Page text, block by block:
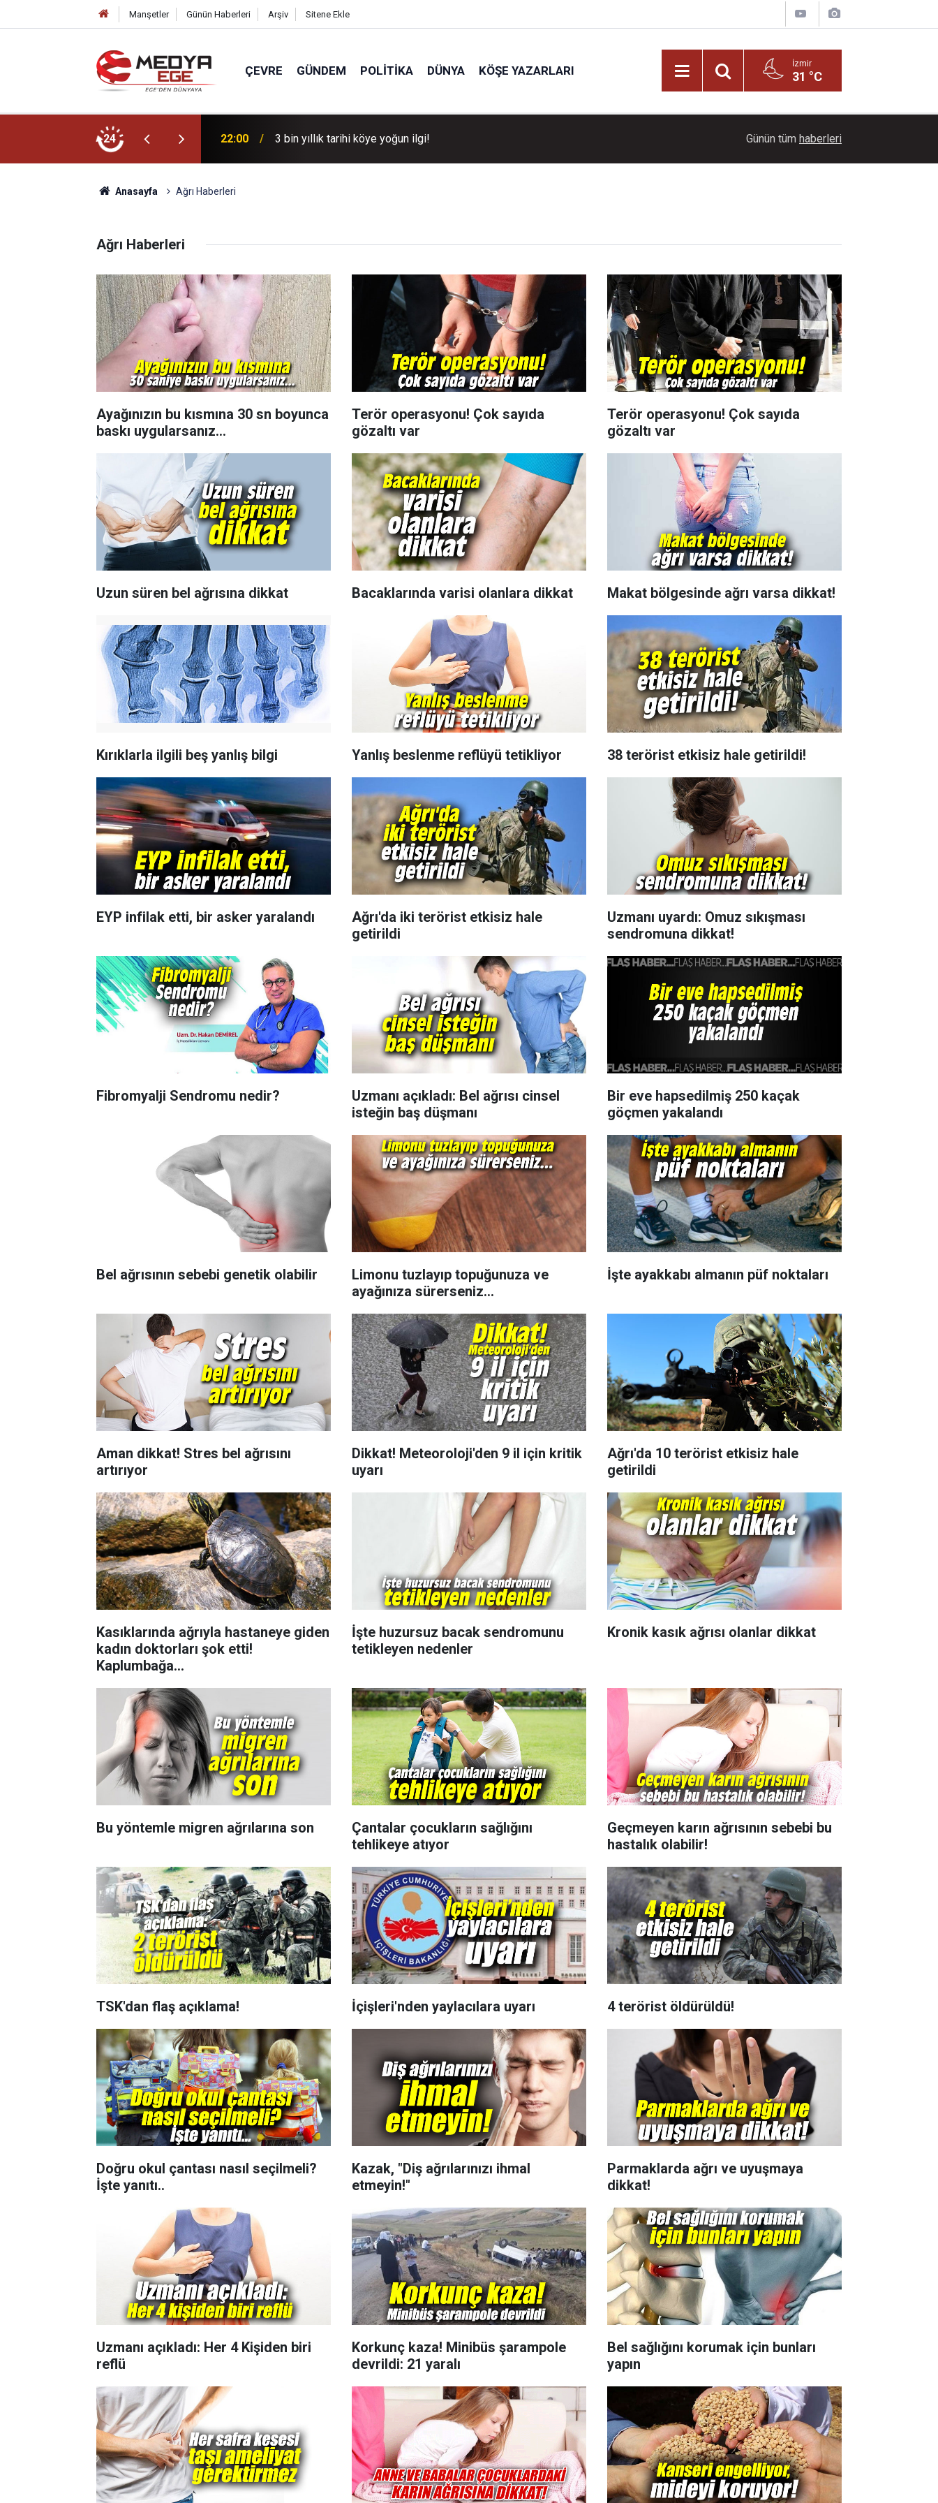
Manşetler Günün Haberleri Arşiv Sitene Ekle
ÇEVRE GÜNDEM POLITIKA DÜNYA KÖŞE YAZARLARI İzmir
31 °C
24 22:00 3 bin yıllık tarihi köye yoğun ilgi! Başkan İlkay Çiçek tutuklandı!
Günün tüm haberleri
Anasayfa Ağrı Haberleri
Ağrı Haberleri
Ayağınızın bu kısmına 30 sn boyunca
baskı uygularsanız...
Terör operasyonu! Çok sayıda
gözaltı var
Terör operasyonu! Çok sayıda
gözaltı var
Uzun süren bel ağrısına dikkat Bacaklarında varisi olanlara dikkat Makat bölgesinde ağrı varsa dikkat!
Kırıklarla ilgili beş yanlış bilgi Yanlış beslenme reflüyü tetikliyor 38 terörist etkisiz hale getirildi!
EYP infilak etti, bir asker yaralandı
Ağrı'da iki terörist etkisiz hale
getirildi
Uzmanı uyardı: Omuz sıkışması
sendromuna dikkat!
Fibromyalji Sendromu nedir?
Uzmanı açıkladı: Bel ağrısı cinsel
isteğin baş düşmanı
Bir eve hapsedilmiş 250 kaçak
göçmen yakalandı
Bel ağrısının sebebi genetik olabilir
Limonu tuzlayıp topuğunuza ve
ayağınıza sürerseniz...
İşte ayakkabı almanın püf noktaları
Aman dikkat! Stres bel ağrısını
artırıyor
Dikkat! Meteoroloji'den 9 il için kritik
uyarı
Ağrı'da 10 terörist etkisiz hale
getirildi
Kasıklarında ağrıyla hastaneye giden
kadın doktorları şok etti!
Kaplumbağa...
İşte huzursuz bacak sendromunu
tetikleyen nedenler
Kronik kasık ağrısı olanlar dikkat
Bu yöntemle migren ağrılarına son
Çantalar çocukların sağlığını
tehlikeye atıyor
Geçmeyen karın ağrısının sebebi bu
hastalık olabilir!
TSK'dan flaş açıklama! İçişleri'nden yaylacılara uyarı 4 terörist öldürüldü!
Doğru okul çantası nasıl seçilmeli?
İşte yanıtı..
Kazak, "Diş ağrılarınızı ihmal
etmeyin!"
Parmaklarda ağrı ve uyuşmaya
dikkat!
Uzmanı açıkladı: Her 4 Kişiden biri
reflü
Korkunç kaza! Minibüs şarampole
devrildi: 21 yaralı
Bel sağlığını korumak için bunları
yapın